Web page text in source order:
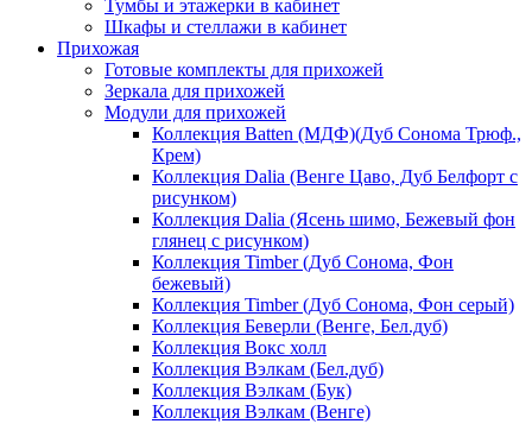
Тумбы и этажерки в кабинет
Шкафы и стеллажи в кабинет
Прихожая
Готовые комплекты для прихожей
Зеркала для прихожей
Модули для прихожей
Коллекция Batten (МДФ)(Дуб Сонома Трюф.,
Крем)
Коллекция Dalia (Венге Цаво, Дуб Белфорт с
рисунком)
Коллекция Dalia (Ясень шимо, Бежевый фон
глянец с рисунком)
Коллекция Timber (Дуб Сонома, Фон
бежевый)
Коллекция Timber (Дуб Сонома, Фон серый)
Коллекция Беверли (Венге, Бел.дуб)
Коллекция Вокс холл
Коллекция Вэлкам (Бел.дуб)
Коллекция Вэлкам (Бук)
Коллекция Вэлкам (Венге)